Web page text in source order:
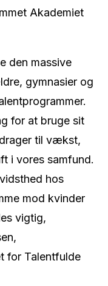
Akademiet
den massive
gymnasier og
for at bruge sit
til vækst,
i vores samfund.
hos
mod kvinder
vigtig,
for Talentfulde